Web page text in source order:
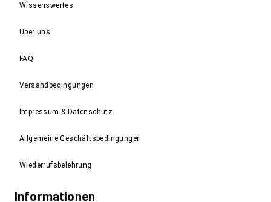
Wissenswertes
Über uns
FAQ
Versandbedingungen
Impressum & Datenschutz
Allgemeine Geschäftsbedingungen
Wiederrufsbelehrung
Informationen